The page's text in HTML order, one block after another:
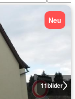
11bilder
Neu